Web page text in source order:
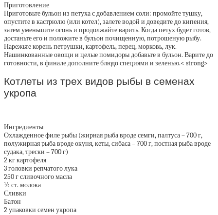
Приготовление
Приготовьте бульон из петуха с добавлением соли: промойте тушку,
опустите в кастрюлю (или котел), залете водой и доведите до кипения,
затем уменьшите огонь и продолжайте варить. Когда петух будет готов,
достаньте его и положите в бульон почищенную, потрошеную рыбу.
Нарежьте корень петрушки, картофель, перец, морковь, лук.
Нашинкованные овощи и целые помидоры добавьте в бульон. Варите до
готовности, в финале дополните блюдо специями и зеленью.< strong>
Котлеты из трех видов рыбы в семенах
укропа
Ингредиенты
Охлажденное филе рыбы (жирная рыба вроде семги, палтуса – 700 г,
полужирная рыба вроде окуня, кеты, сибаса – 700 г, постная рыба вроде
судака, трески – 700 г)
2 кг картофеля
3 головки репчатого лука
250 г сливочного масла
½ ст. молока
Сливки
Батон
2 упаковки семен укропа